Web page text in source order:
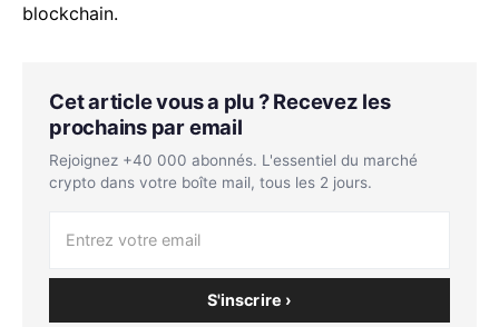
blockchain.
Cet article vous a plu ? Recevez les
prochains par email
Rejoignez +40 000 abonnés. L'essentiel du marché
crypto dans votre boîte mail, tous les 2 jours.
S'inscrire ›